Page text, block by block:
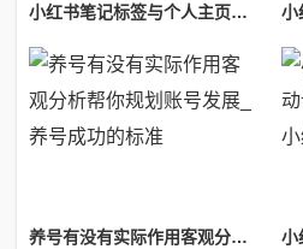
小红书笔记标签与个人主页标签区别与使用方法_小红书标签和标记
养号有没有实际作用客观分析帮你规划账号发展_养号成功的标准